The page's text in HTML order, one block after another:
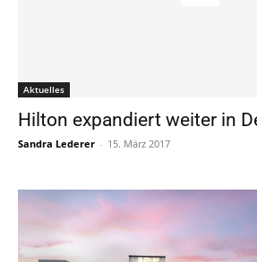
Aktuelles
Hilton expandiert weiter in
Sandra Lederer - 15. März 2017